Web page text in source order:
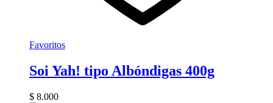
Favoritos
Soi Yah! tipo Albóndigas 400g
$ 8.000